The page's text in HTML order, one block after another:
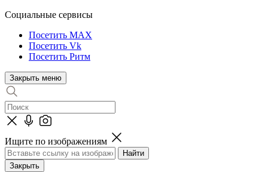
Социальные сервисы
Посетить MAX
Посетить Vk
Посетить Ритм
Закрыть меню
Ищите по изображениям
Закрыть